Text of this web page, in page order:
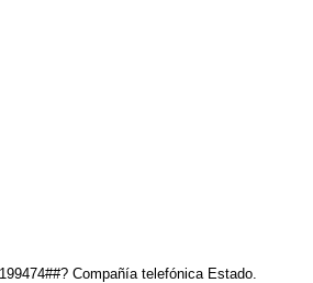
Compañía telefónica Estado.